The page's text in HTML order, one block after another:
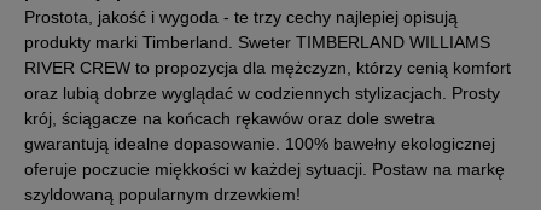
Powiadom o
dostępności
XL
Powiadom o
dostępności
XXL
Powiadom o
dostępności
Prostota, jakość i wygoda - te trzy cechy najlepiej opisują
produkty marki Timberland. Sweter TIMBERLAND WILLIAMS
RIVER CREW to propozycja dla mężczyzn, którzy cenią komfort
oraz lubią dobrze wyglądać w codziennych stylizacjach. Prosty
krój, ściągacze na końcach rękawów oraz dole swetra
gwarantują idealne dopasowanie. 100% bawełny ekologicznej
oferuje poczucie miękkości w każdej sytuacji. Postaw na markę
szyldowaną popularnym drzewkiem!